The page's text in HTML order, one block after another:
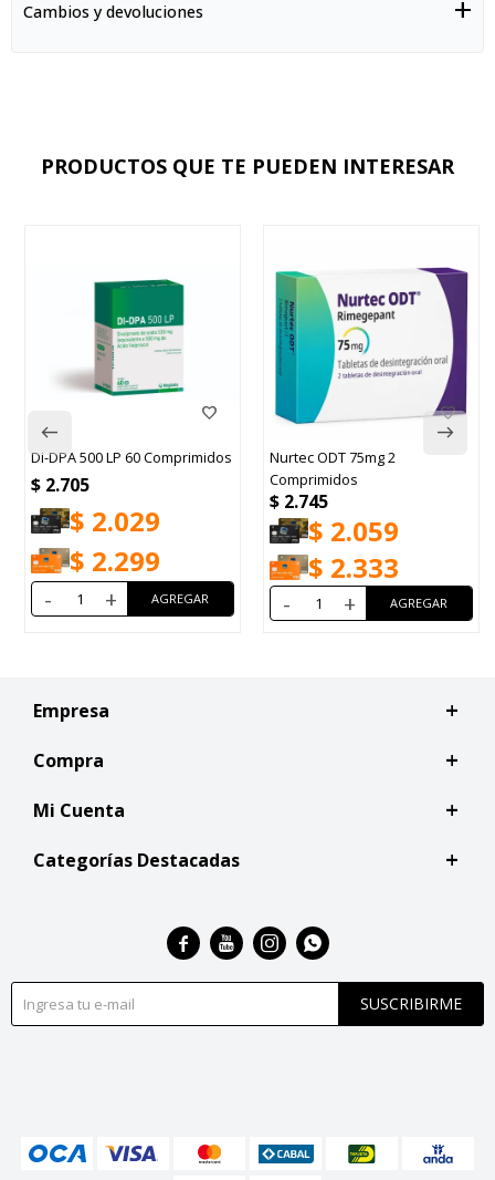
Cambios y devoluciones
PRODUCTOS QUE TE PUEDEN INTERESAR
Di-DPA 500 LP 60 Comprimidos
$ 2.705
$ 2.029
$ 2.299
- +
Nurtec ODT 75mg 2
Comprimidos
$ 2.745
$ 2.059
$ 2.333
- +
Empresa
Compra
Mi Cuenta
Categorías Destacadas
SUSCRIBIRME
   